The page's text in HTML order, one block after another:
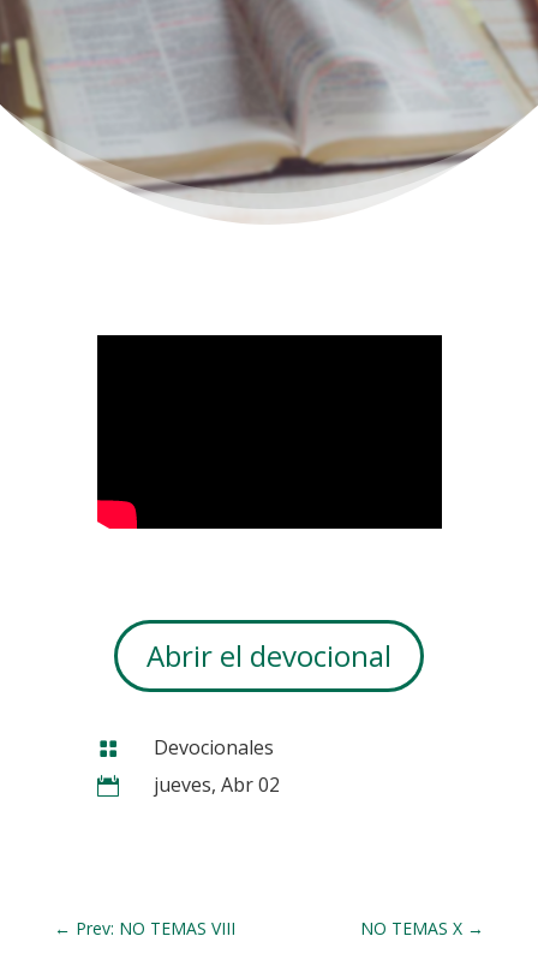
Abrir el devocional
 Devocionales
 jueves, Abr 02
← Prev: NO TEMAS VIII NO TEMAS X →